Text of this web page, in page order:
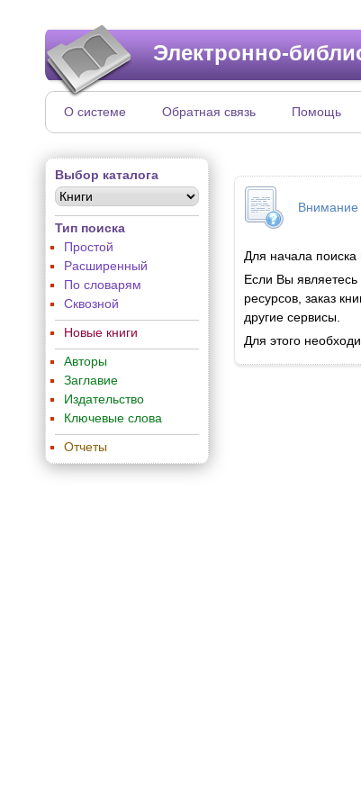
Электронно-
О системе Обратная связь Помощь
Выбор каталога
Тип поиска
Простой
Расширенный
По словарям
Сквозной
Новые книги
Авторы
Заглавие
Издательство
Ключевые слова
Отчеты
Внимание
Для начала
Если Вы
ресурсов, заказ
другие сервисы.
Для этого